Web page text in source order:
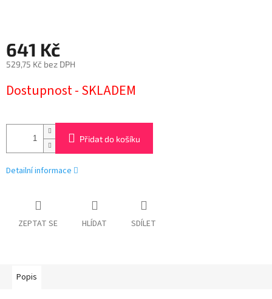
641 Kč
529,75 Kč bez DPH
cena:
Dostupnost - SKLADEM
Přidat do košíku
Detailní informace
ZEPTAT SE HLÍDAT SDÍLET
Popis